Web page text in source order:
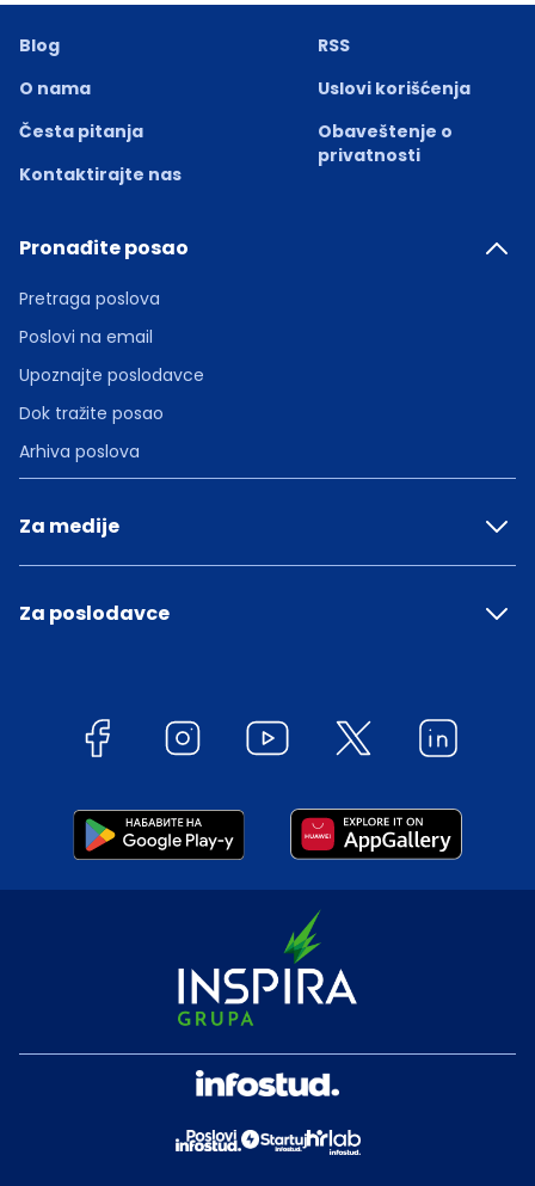
Blog
O nama
Česta pitanja
Kontaktirajte nas
RSS
Uslovi korišćenja
Obaveštenje o
privatnosti
Pronađite posao
Pretraga poslova
Poslovi na email
Upoznajte poslodavce
Dok tražite posao
Arhiva poslova
Za medije
Za poslodavce